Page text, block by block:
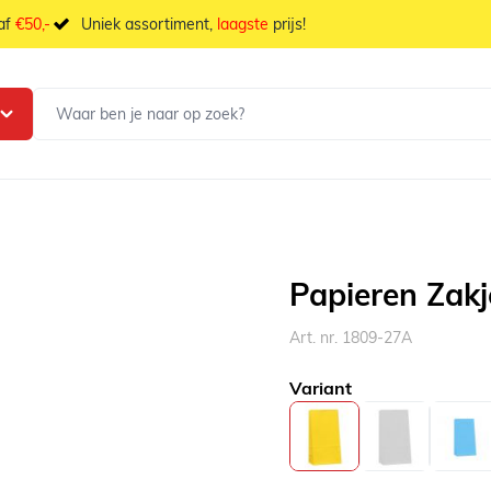
€50,- Uniek assortiment, laagste prijs!
Papieren
Art. nr. 1809-27A
Variant